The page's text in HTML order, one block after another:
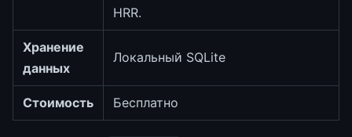
HRR.
Хранение
данных
Локальный SQLite
Стоимость Бесплатно